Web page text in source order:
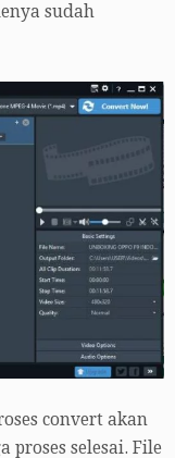
sudah
convert akan
proses selesai. File